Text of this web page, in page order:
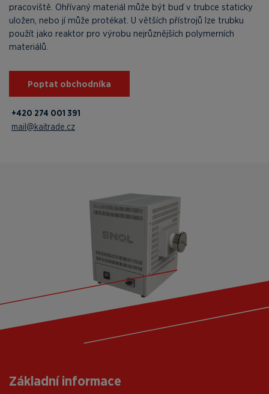
pracoviště. Ohřívaný materiál může být buď v trubce staticky
uložen, nebo jí může protékat. U větších přístrojů lze trubku
použít jako reaktor pro výrobu nejrůznějších polymerních
materiálů.
Poptat obchodníka
+420 274 001 391
mail@kaitrade.cz
Základní informace